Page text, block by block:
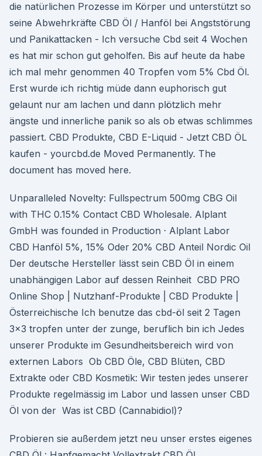
die natürlichen Prozesse im Körper und unterstützt so
seine Abwehrkräfte CBD Öl / Hanföl bei Angststörung
und Panikattacken - Ich versuche Cbd seit 4 Wochen
es hat mir schon gut geholfen. Bis auf heute da habe
ich mal mehr genommen 40 Tropfen vom 5% Cbd Öl.
Erst wurde ich richtig müde dann euphorisch gut
gelaunt nur am lachen und dann plötzlich mehr
ängste und innerliche panik so als ob etwas schlimmes
passiert. CBD Produkte, CBD E-Liquid - Jetzt CBD ÖL
kaufen - yourcbd.de Moved Permanently. The
document has moved here.
Unparalleled Novelty: Fullspectrum 500mg CBG Oil
with THC 0.15% Contact CBD Wholesale. Alplant
GmbH was founded in Production · Alplant Labor
CBD Hanföl 5%, 15% Oder 20% CBD Anteil Nordic Oil
Der deutsche Hersteller lässt sein CBD Öl in einem
unabhängigen Labor auf dessen Reinheit CBD PRO
Online Shop | Nutzhanf-Produkte | CBD Produkte |
Österreichische Ich benutze das cbd-öl seit 2 Tagen
3×3 tropfen unter der zunge, beruflich bin ich Jedes
unserer Produkte im Gesundheitsbereich wird von
externen Labors Ob CBD Öle, CBD Blüten, CBD
Extrakte oder CBD Kosmetik: Wir testen jedes unserer
Produkte regelmässig im Labor und lassen unser CBD
Öl von der Was ist CBD (Cannabidiol)?
Probieren sie außerdem jetzt neu unser erstes eigenes